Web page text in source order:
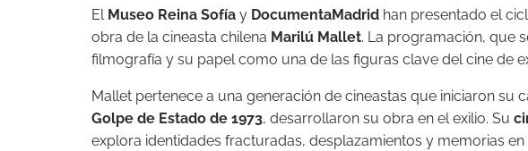
El Museo Reina Sofía y DocumentaMadrid han presentado el
obra de la cineasta chilena Marilú Mallet. La programación, que
filmografía y su papel como una de las figuras clave del cine de
Mallet pertenece a una generación de cineastas que iniciaron su
Golpe de Estado de 1973, desarrollaron su obra en el exilio. Su
explora identidades fracturadas, desplazamientos y memorias